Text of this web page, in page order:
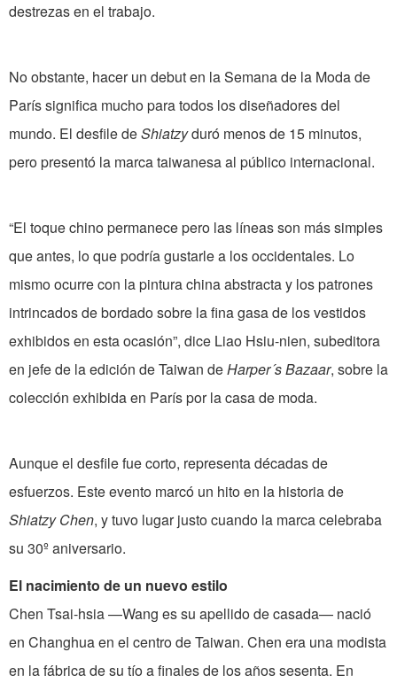
destrezas en el trabajo.
No obstante, hacer un debut en la Semana de la Moda de
París significa mucho para todos los diseñadores del
mundo. El desfile deShiatzyduró menos de 15 minutos,
pero presentó la marca taiwanesa al público internacional.
“El toque chino permanece pero las líneas son más simples
que antes, lo que podría gustarle a los occidentales. Lo
mismo ocurre con la pintura china abstracta y los patrones
intrincados de bordado sobre la fina gasa de los vestidos
exhibidos en esta ocasión”, dice Liao Hsiu-nien, subeditora
en jefe de la edición de Taiwan deHarper´s Bazaar, sobre la
colección exhibida en París por la casa de moda.
Aunque el desfile fue corto, representa décadas de
esfuerzos. Este evento marcó un hito en la historia de
Shiatzy Chen, y tuvo lugar justo cuando la marca celebraba
su 30º aniversario.
El nacimiento de un nuevo estilo
Chen Tsai-hsia —Wang es su apellido de casada— nació
en Changhua en el centro de Taiwan. Chen era una modista
en la fábrica de su tío a finales de los años sesenta. En